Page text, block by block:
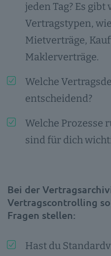
jeden Tag? Es
Vertragstypen,
Mietverträge,
Maklerverträge.
Welche
entscheidend?
Welche Prozesse
sind für dich
Bei der
Vertragscontrolling
Fragen stellen:
Hast du